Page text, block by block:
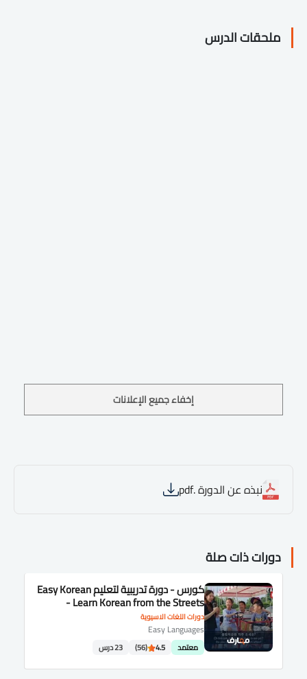
ملحقات الدرس
إخفاء جميع الإعلانات
نبذه عن الدورة .pdf
دورات ذات صلة
دورات اللغات الاسيوية
كورس - دورة تدريبية لتعليم Easy Korean
- Learn Korean from the Streets
Easy Languages
معتمد 4.5
(56) 23 درس